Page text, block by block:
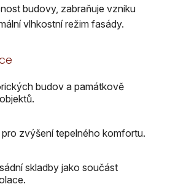
budovy, zabraňuje vzniku
vlhkostní režim fasády.
budov a památkově
zvýšení tepelného komfortu.
skladby jako součást